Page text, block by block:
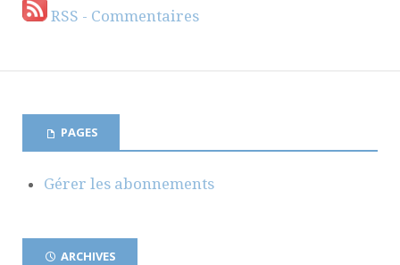
RSS - Commentaires
PAGES
Gérer les abonnements
ARCHIVES